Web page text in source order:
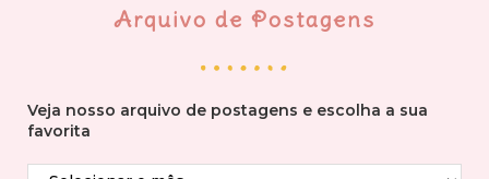
Arquivo de Postagens
Veja nosso arquivo de postagens e escolha a sua
favorita